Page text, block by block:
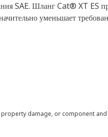
SAE. Шланг Cat® XT ES
уменьшает
damage, or component and